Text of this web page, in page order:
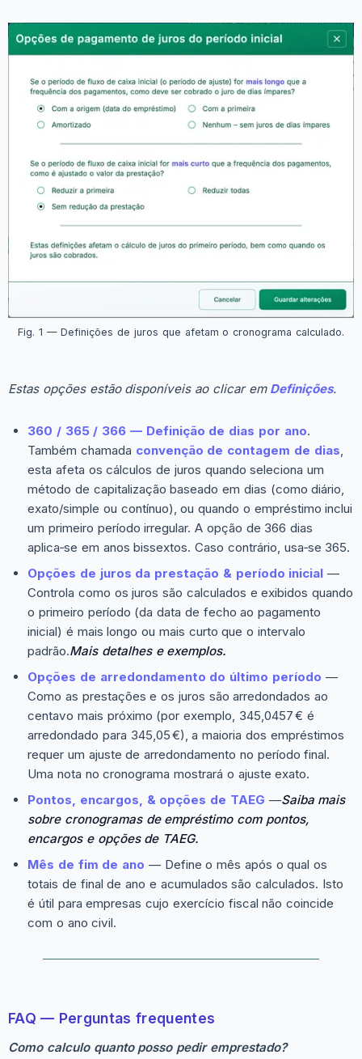
Fig. 1 — Definições de juros que afetam o cronograma calculado.
Estas opções estão disponíveis ao clicar em Definições.
360 / 365 / 366 — Definição de dias por ano.
Também chamada convenção de contagem de dias,
esta afeta os cálculos de juros quando seleciona um
método de capitalização baseado em dias (como diário,
exato/simple ou contínuo), ou quando o empréstimo inclui
um primeiro período irregular. A opção de 366 dias
aplica‑se em anos bissextos. Caso contrário, usa‑se 365.
Opções de juros da prestação & período inicial —
Controla como os juros são calculados e exibidos quando
o primeiro período (da data de fecho ao pagamento
inicial) é mais longo ou mais curto que o intervalo
padrão.Mais detalhes e exemplos.
Opções de arredondamento do último período —
Como as prestações e os juros são arredondados ao
centavo mais próximo (por exemplo, 345,0457 € é
arredondado para 345,05 €), a maioria dos empréstimos
requer um ajuste de arredondamento no período final.
Uma nota no cronograma mostrará o ajuste exato.
Pontos, encargos, & opções de TAEG —Saiba mais
sobre cronogramas de empréstimo com pontos,
encargos e opções de TAEG.
Mês de fim de ano — Define o mês após o qual os
totais de final de ano e acumulados são calculados. Isto
é útil para empresas cujo exercício fiscal não coincide
com o ano civil.
FAQ — Perguntas frequentes
Como calculo quanto posso pedir emprestado?